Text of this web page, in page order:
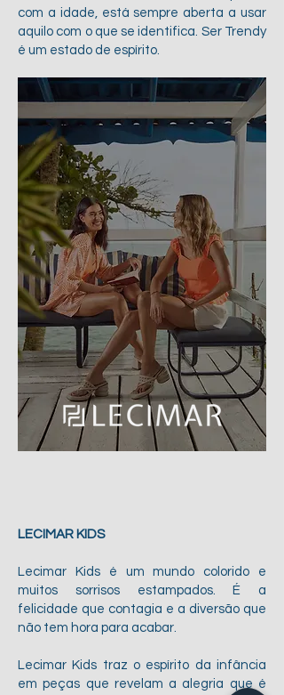
com a idade, está sempre aberta a usar
aquilo com o que se identifica. Ser Trendy
é um estado de espírito.
LECIMAR KIDS
Lecimar Kids é um mundo colorido e
muitos sorrisos estampados. É a
felicidade que contagia e a diversão que
não tem hora para acabar.
Lecimar Kids traz o espírito da infância
em peças que revelam a alegria que é